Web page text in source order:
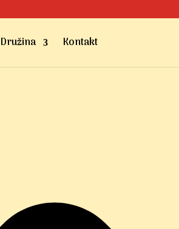
Družina Kontakt